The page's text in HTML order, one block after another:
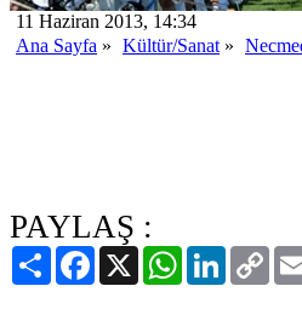
11 Haziran 2013, 14:34
Ana Sayfa » Kültür/Sanat »
PAYLAŞ :
PaylaşFacebook
X WhatsAppLinkedIn